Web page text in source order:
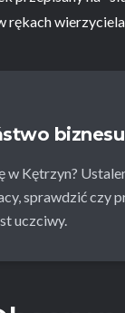
rękach
w Kętrzyn?
sprawdzić czy
uczciwy.